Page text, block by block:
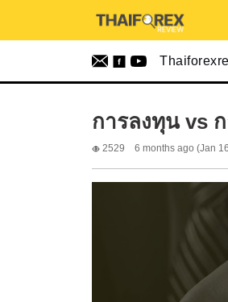
การลงทุน vs
2529 6 months ago (Jan